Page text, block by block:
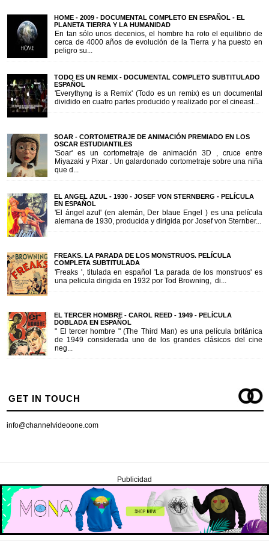
HOME - 2009 - DOCUMENTAL COMPLETO EN ESPAÑOL - EL
PLANETA TIERRA Y LA HUMANIDAD
En tan sólo unos decenios, el hombre ha roto el equilibrio de
cerca de 4000 años de evolución de la Tierra y ha puesto en
peligro su...
TODO ES UN REMIX - DOCUMENTAL COMPLETO SUBTITULADO
ESPAÑOL
'Everythyng is a Remix' (Todo es un remix) es un documental
dividido en cuatro partes producido y realizado por el cineast...
SOAR - CORTOMETRAJE DE ANIMACIÓN PREMIADO EN LOS
OSCAR ESTUDIANTILES
'Soar' es un cortometraje de animación 3D , cruce entre
Miyazaki y Pixar . Un galardonado cortometraje sobre una niña
que d...
EL ANGEL AZUL - 1930 - JOSEF VON STERNBERG - PELÍCULA
EN ESPAÑOL
'El ángel azul' (en alemán, Der blaue Engel ) es una película
alemana de 1930, producida y dirigida por Josef von Sternber...
FREAKS. LA PARADA DE LOS MONSTRUOS. PELÍCULA
COMPLETA SUBTITULADA
'Freaks ', titulada en español 'La parada de los monstruos' es
una pelicula dirigida en 1932 por Tod Browning, di...
EL TERCER HOMBRE - CAROL REED - 1949 - PELÍCULA
DOBLADA EN ESPAÑOL
" El tercer hombre " (The Third Man) es una película británica
de 1949 considerada uno de los grandes clásicos del cine
neg...
GET IN TOUCH
info@channelvideoone.com
Publicidad